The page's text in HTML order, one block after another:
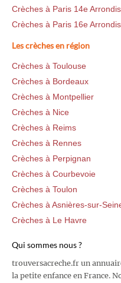
Crèches à Paris 14e
Crèches à Paris 16e
Les crèches en région
Crèches à Toulouse
Crèches à Bordeaux
Crèches à Montpellier
Crèches à Nice
Crèches à Reims
Crèches à Rennes
Crèches à Perpignan
Crèches à Courbevoie
Crèches à Toulon
Crèches à Asnières-sur-
Crèches à Le Havre
Qui sommes nous ?
trouversacreche.fr un
la petite enfance en France.